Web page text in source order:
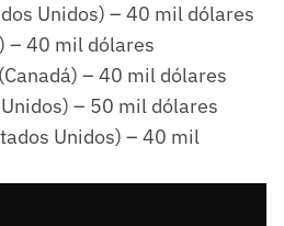
Unidos) – 40 mil dólares
– 40 mil dólares
– 40 mil dólares
– 50 mil dólares
Unidos) – 40 mil